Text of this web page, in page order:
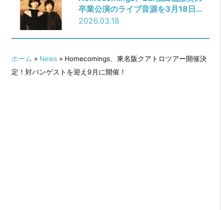
卒業公演のライブ音源を3月18日配
信開始！
2026.03.18
ホーム » News» Homecomings、東名阪クアトロツアー開催決
定！対バンゲストを迎え9月に開催！